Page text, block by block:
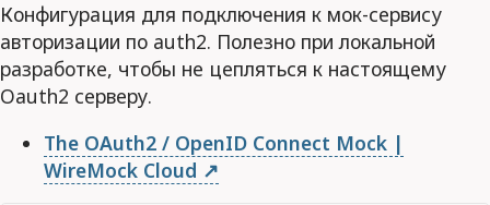
Конфигурация для подключения к мок-сервису
авторизации по auth2. Полезно при локальной
разработке, чтобы не цепляться к настоящему
Oauth2 серверу.
The OAuth2 / OpenID Connect Mock |
WireMock Cloud